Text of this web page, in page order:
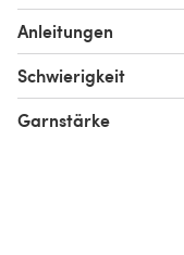
Anleitungen
Schwierigkeit
Garnstärke